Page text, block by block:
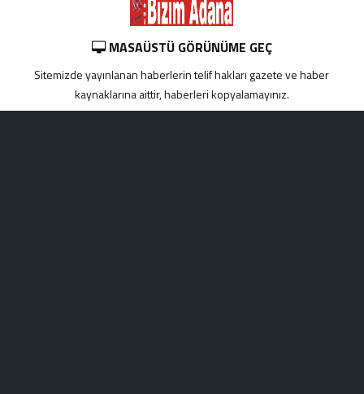
MASAÜSTÜ GÖRÜNÜME GEÇ
Sitemizde yayınlanan haberlerin telif hakları gazete ve haber
kaynaklarına aittir, haberleri kopyalamayınız.